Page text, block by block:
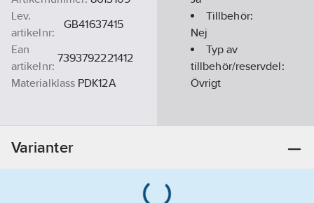
Lev.
artikelnr:
GB41637415
Ean
artikelnr:
7393792221412
Materialklass PDK12A
Tillbehör:
Nej
Typ av
tillbehör/reservdel:
Övrigt
Varianter